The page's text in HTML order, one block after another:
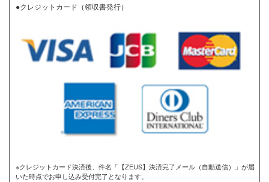
●クレジットカード（領収書発行）
※クレジットカード決済後、件名「【ZEUS】決済完了メール（自動送信）」が届
いた時点でお申し込み受付完了となります。